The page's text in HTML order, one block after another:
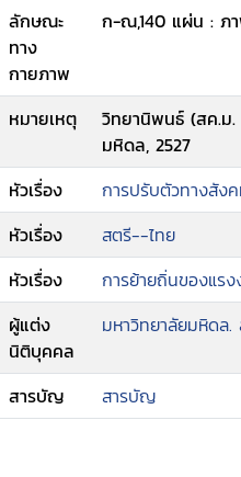
ลักษณะ
ทาง
กายภาพ
ก-ณ,140 แผ่น : ภ
หมายเหตุ
วิทยานิพนธ์ (สค.ม.
มหิดล, 2527
หัวเรื่อง
การปรับตัวทางสัง
หัวเรื่อง
สตรี--ไทย
หัวเรื่อง
การย้ายถิ่นของแร
ผู้แต่ง
นิติบุคคล
มหาวิทยาลัยมหิดล.
สารบัญ สารบัญ